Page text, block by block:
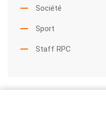
Société
Sport
Staff RPC